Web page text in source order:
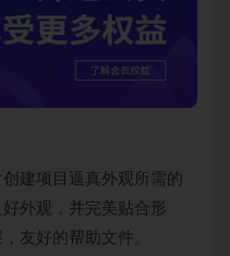
建项目逼真外观所需的
外观，并完美贴合形
友好的帮助文件。